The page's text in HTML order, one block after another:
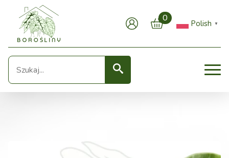
0
Polish ▼
Seearch